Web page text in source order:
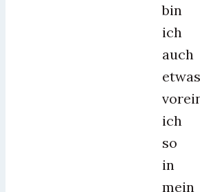
bin
ich
auch
etwas
ich
so
in
mein